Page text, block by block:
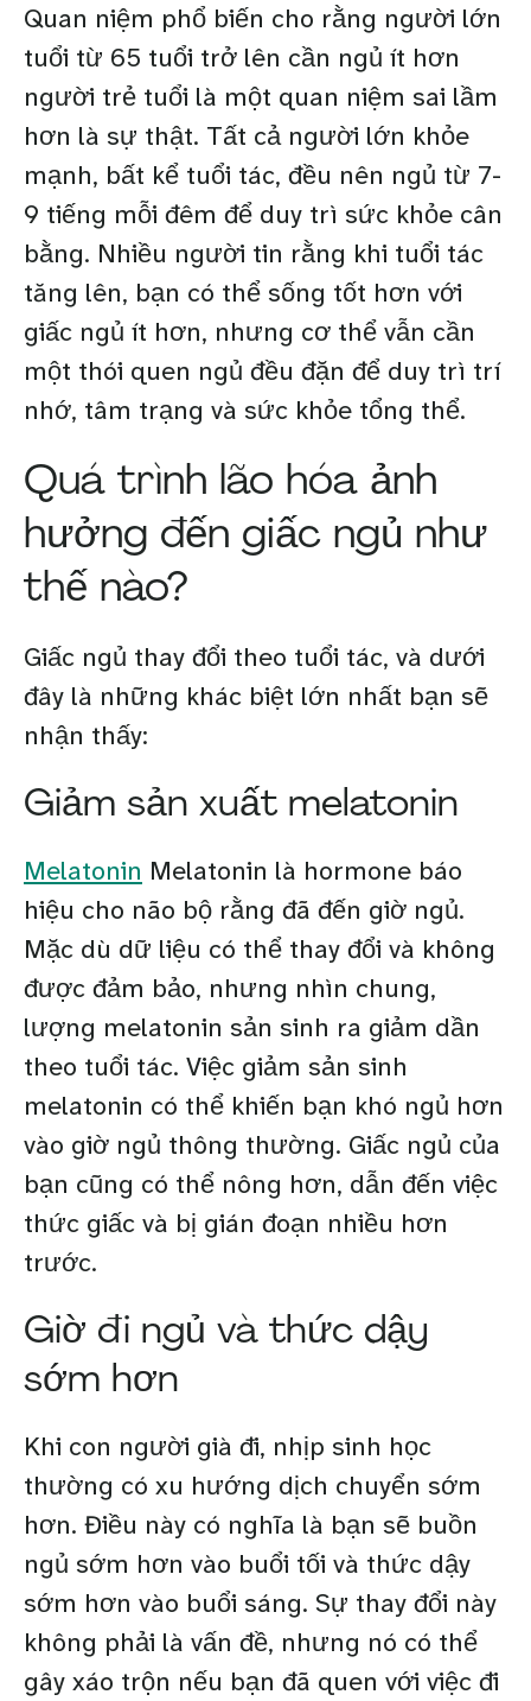
Quan niệm phổ biến cho rằng người lớn
tuổi từ 65 tuổi trở lên cần ngủ ít hơn
người trẻ tuổi là một quan niệm sai lầm
hơn là sự thật. Tất cả người lớn khỏe
mạnh, bất kể tuổi tác, đều nên ngủ từ 7-
9 tiếng mỗi đêm để duy trì sức khỏe cân
bằng. Nhiều người tin rằng khi tuổi tác
tăng lên, bạn có thể sống tốt hơn với
giấc ngủ ít hơn, nhưng cơ thể vẫn cần
một thói quen ngủ đều đặn để duy trì trí
nhớ, tâm trạng và sức khỏe tổng thể.
Quá trình lão hóa ảnh
hưởng đến giấc ngủ như
thế nào?
Giấc ngủ thay đổi theo tuổi tác, và dưới
đây là những khác biệt lớn nhất bạn sẽ
nhận thấy:
Giảm sản xuất melatonin
Melatonin Melatonin là hormone báo
hiệu cho não bộ rằng đã đến giờ ngủ.
Mặc dù dữ liệu có thể thay đổi và không
được đảm bảo, nhưng nhìn chung,
lượng melatonin sản sinh ra giảm dần
theo tuổi tác. Việc giảm sản sinh
melatonin có thể khiến bạn khó ngủ hơn
vào giờ ngủ thông thường. Giấc ngủ của
bạn cũng có thể nông hơn, dẫn đến việc
thức giấc và bị gián đoạn nhiều hơn
trước.
Giờ đi ngủ và thức dậy
sớm hơn
Khi con người già đi, nhịp sinh học
thường có xu hướng dịch chuyển sớm
hơn. Điều này có nghĩa là bạn sẽ buồn
ngủ sớm hơn vào buổi tối và thức dậy
sớm hơn vào buổi sáng. Sự thay đổi này
không phải là vấn đề, nhưng nó có thể
gây xáo trộn nếu bạn đã quen với việc đi